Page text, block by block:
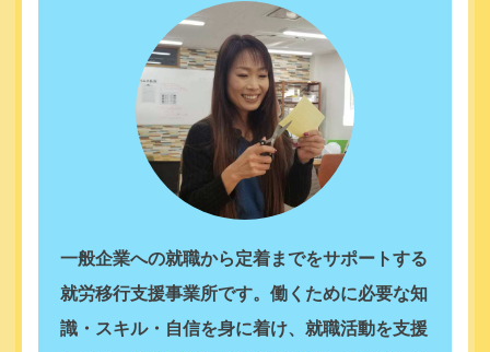
一般企業への就職から定着までをサポートする
就労移行支援事業所です。働くために必要な知
識・スキル・自信を身に着け、就職活動を支援